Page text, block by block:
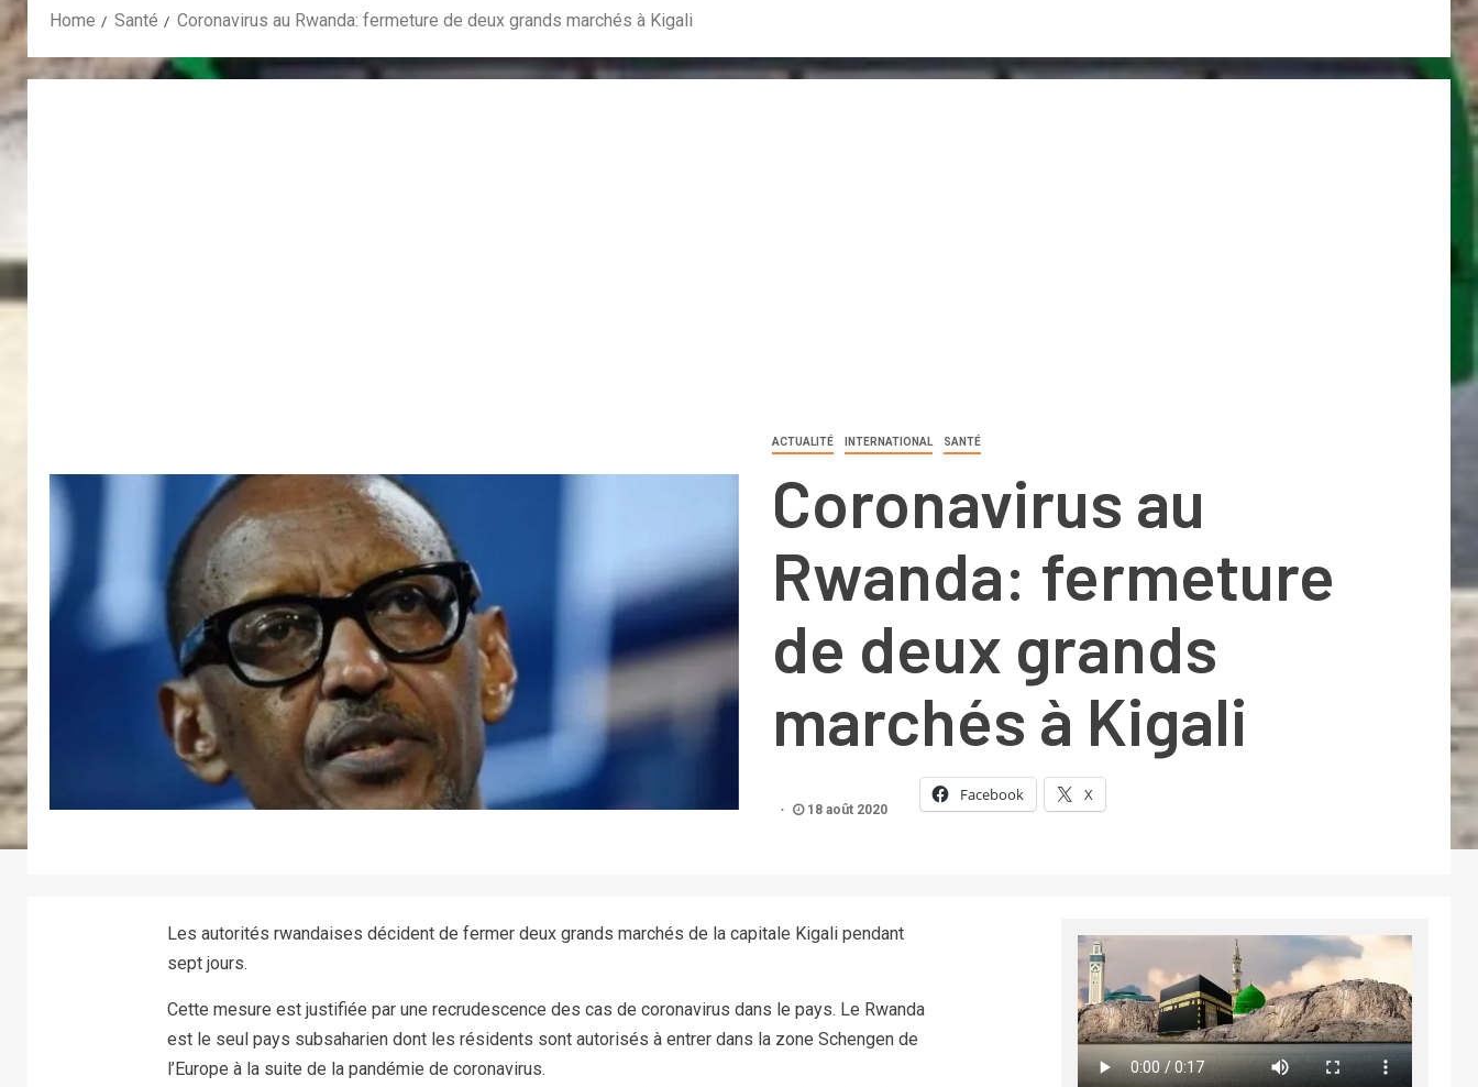
Home Santé Coronavirus au Rwanda: fermeture de deux grands marchés à Kigali
ACTUALITÉ INTERNATIONAL SANTÉ
Coronavirus au
Rwanda: fermeture
de deux grands
marchés à Kigali
18 août 2020
Facebook X
Les autorités rwandaises décident de fermer deux grands marchés de la capitale Kigali pendant
sept jours.
Cette mesure est justifiée par une recrudescence des cas de coronavirus dans le pays. Le Rwanda
est le seul pays subsaharien dont les résidents sont autorisés à entrer dans la zone Schengen de
l’Europe à la suite de la pandémie de coronavirus.